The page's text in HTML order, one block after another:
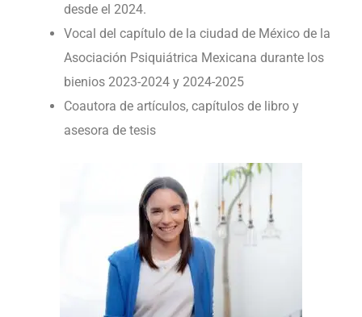
desde el 2024.
Vocal del capítulo de la ciudad de México de la
Asociación Psiquiátrica Mexicana durante los
bienios 2023-2024 y 2024-2025
Coautora de artículos, capítulos de libro y
asesora de tesis